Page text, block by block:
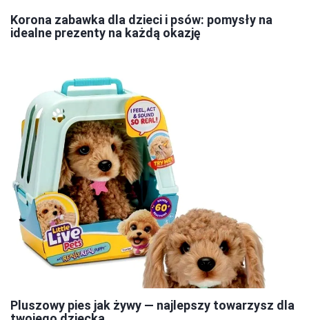
Korona zabawka dla dzieci i psów: pomysły na
idealne prezenty na każdą okazję
Pluszowy pies jak żywy — najlepszy towarzysz dla